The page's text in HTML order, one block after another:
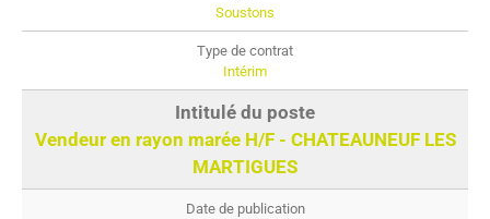
Soustons
Intérim
Vendeur en rayon marée H/F - CHATEAUNEUF LES
MARTIGUES